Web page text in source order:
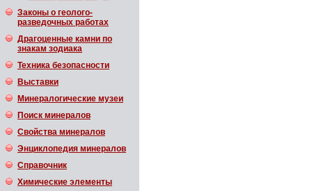
Законы о геолого-
разведочных работах
Драгоценные камни по
знакам зодиака
Техника безопасности
Выставки
Минералогические музеи
Поиск минералов
Свойства минералов
Энциклопедия минералов
Справочник
Химические элементы